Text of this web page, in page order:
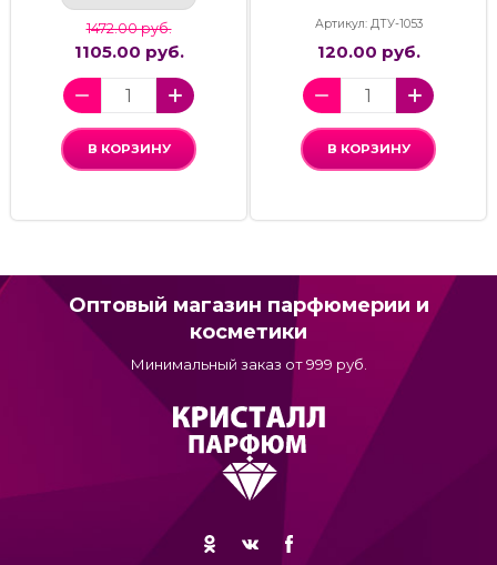
1472.00 руб.
1105.00 руб.
В КОРЗИНУ
Артикул: ДТУ-1053
120.00 руб.
В КОРЗИНУ
Оптовый магазин парфюмерии и
косметики
Минимальный заказ от 999 руб.